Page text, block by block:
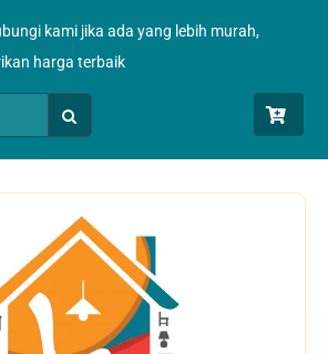
kami jika ada yang lebih murah,
harga terbaik